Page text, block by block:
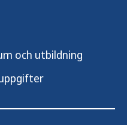
och utbildning